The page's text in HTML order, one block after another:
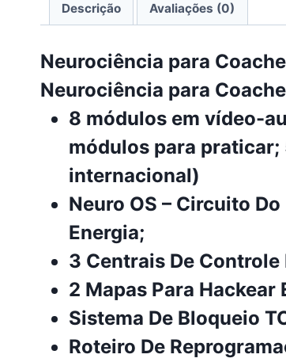
Descrição Avaliações (0)
Neurociência para
Neurociência para
8 módulos em vídeo-
módulos para
internacional)
Neuro OS – Circuito
Energia;
3 Centrais De
2 Mapas Para
Sistema De Bloqueio
Roteiro De